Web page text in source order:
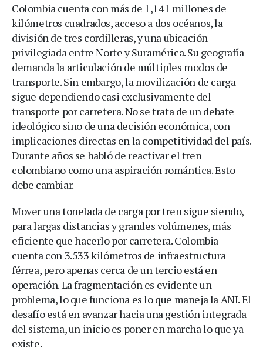
Colombia cuenta con más de 1,141 millones de
kilómetros cuadrados, acceso a dos océanos, la
división de tres cordilleras, y una ubicación
privilegiada entre Norte y Suramérica. Su geografía
demanda la articulación de múltiples modos de
transporte. Sin embargo, la movilización de carga
sigue dependiendo casi exclusivamente del
transporte por carretera. No se trata de un debate
ideológico sino de una decisión económica, con
implicaciones directas en la competitividad del país.
Durante años se habló de reactivar el tren
colombiano como una aspiración romántica. Esto
debe cambiar.
Mover una tonelada de carga por tren sigue siendo,
para largas distancias y grandes volúmenes, más
eficiente que hacerlo por carretera. Colombia
cuenta con 3.533 kilómetros de infraestructura
férrea, pero apenas cerca de un tercio está en
operación. La fragmentación es evidente un
problema, lo que funciona es lo que maneja la ANI. El
desafío está en avanzar hacia una gestión integrada
del sistema, un inicio es poner en marcha lo que ya
existe.